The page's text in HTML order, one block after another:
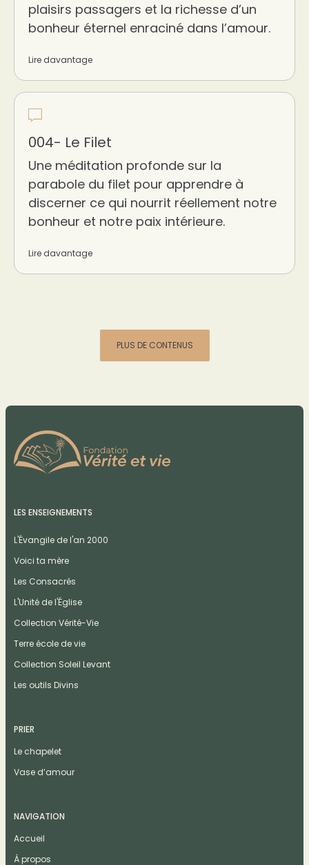
plaisirs passagers et la richesse d’un
bonheur éternel enraciné dans l’amour.
Lire davantage
004- Le Filet
Une méditation profonde sur la
parabole du filet pour apprendre à
discerner ce qui nourrit réellement notre
bonheur et notre paix intérieure.
Lire davantage
PLUS DE CONTENUS
LES ENSEIGNEMENTS
L'Évangile de l'an 2000
Voici ta mère
Les Consacrés
L'Unité de l'Église
Collection Vérité-Vie
Terre école de vie
Collection Soleil Levant
Les outils Divins
PRIER
Le chapelet
Vase d’amour
NAVIGATION
Accueil
À propos